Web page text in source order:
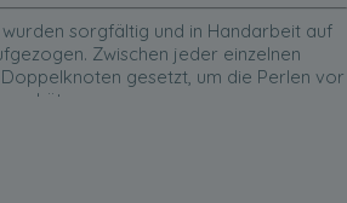
sorgfältig und in Handarbeit auf
Zwischen jeder einzelnen
gesetzt, um die Perlen vor
schützen.